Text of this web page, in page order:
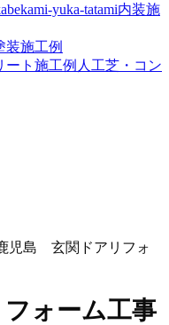
内装施
装施工例
人工芝・コン
児島 玄関ドアリフォ
ォーム工事